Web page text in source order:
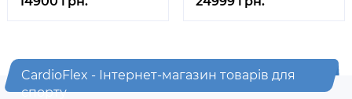
CardioFlex - Інтернет-магазин товарів для
спорту